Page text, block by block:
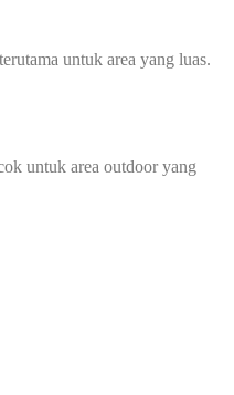
untuk area yang luas.
untuk area outdoor yang